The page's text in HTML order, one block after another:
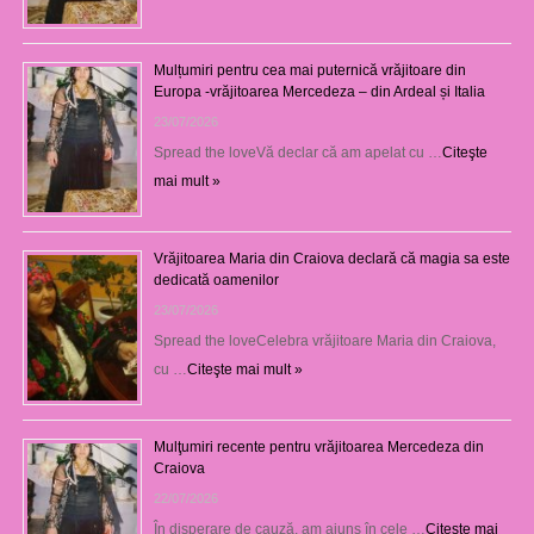
Mulțumiri pentru cea mai puternică vrăjitoare din
Europa -vrăjitoarea Mercedeza – din Ardeal și Italia
23/07/2026
Spread the loveVă declar că am apelat cu …Citeşte
mai mult »
Vrăjitoarea Maria din Craiova declară că magia sa este
dedicată oamenilor
23/07/2026
Spread the loveCelebra vrăjitoare Maria din Craiova,
cu …Citeşte mai mult »
Mulţumiri recente pentru vrăjitoarea Mercedeza din
Craiova
22/07/2026
În disperare de cauză, am ajuns în cele …Citeşte mai